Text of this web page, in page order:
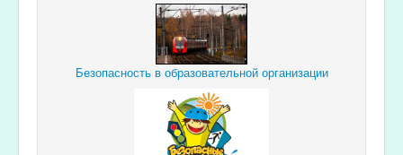
Безопасность в образовательной организации